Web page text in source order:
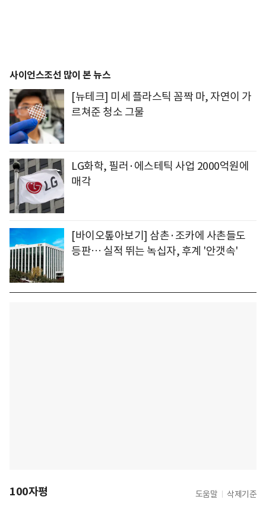
사이언스조선 많이 본 뉴스
[뉴테크] 미세 플라스틱 꼼짝 마, 자연이 가
르쳐준 청소 그물
LG화학, 필러·에스테틱 사업 2000억원에
매각
[바이오톺아보기] 삼촌·조카에 사촌들도
등판… 실적 뛰는 녹십자, 후계 '안갯속'
100자평 도움말 삭제기준